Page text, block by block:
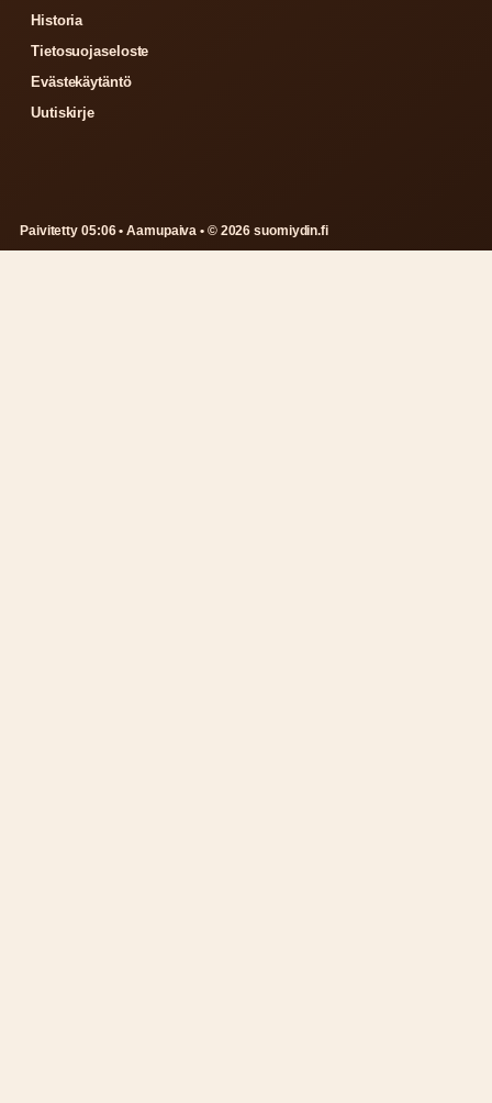
Historia
Tietosuojaseloste
Evästekäytäntö
Uutiskirje
Paivitetty 05:06 • Aamupaiva • © 2026 suomiydin.fi